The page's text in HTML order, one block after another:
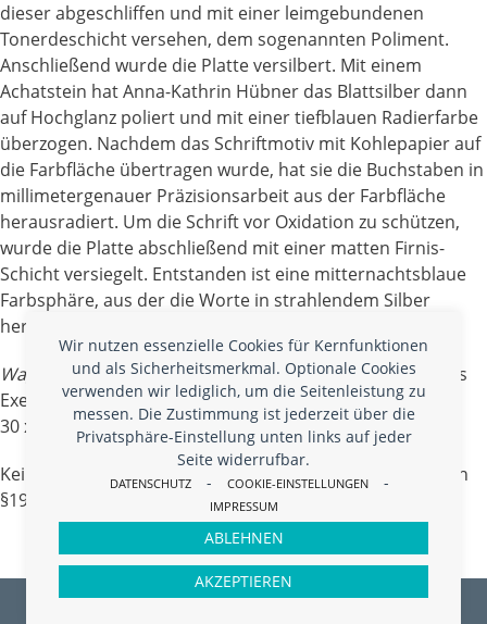
Wir nutzen essenzielle Cookies für Kernfunktionen
und als Sicherheitsmerkmal. Optionale Cookies
verwenden wir lediglich, um die Seitenleistung zu
messen. Die Zustimmung ist jederzeit über die
Privatsphäre-Einstellung unten links auf jeder
Seite widerrufbar.
DATENSCHUTZ - COOKIE-EINSTELLUNGEN -
IMPRESSUM
AKZEPTIEREN
ABLEHNEN
dieser abgeschliffen und mit einer leimgebundenen
Tonerdeschicht versehen, dem sogenannten Poliment.
Anschließend wurde die Platte versilbert. Mit einem
Achatstein hat Anna-Kathrin Hübner das Blattsilber dann
auf Hochglanz poliert und mit einer tiefblauen Radierfarbe
überzogen. Nachdem das Schriftmotiv mit Kohlepapier auf
die Farbfläche übertragen wurde, hat sie die Buchstaben in
millimetergenauer Präzisionsarbeit aus der Farbfläche
herausradiert. Um die Schrift vor Oxidation zu schützen,
wurde die Platte abschließend mit einer matten Firnis-
Schicht versiegelt. Entstanden ist eine mitternachtsblaue
Farbsphäre, aus der die Worte in strahlendem Silber
herausscheinen: ein Traum von Schriftgestaltung!
Wagnis Wirklichkeit, Silberradierung, 50 Exemplare, jedes
Exemplar ein von Hand gefertigtes Einzelstück,
30 x 40 cm, Bestell-Nr. LIE005, Preis 875,- Euro
Kein Mehrwertsteuerausweis, da Kleinunternehmer nach
§19 (1) UStG.
VersandkostenIn den Warenkorb
© 2026 –ARTLIT